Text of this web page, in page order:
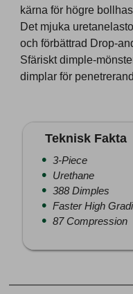
kärna för högre
Det mjuka
och förbättrad Drop-
Sfäriskt dimple-
dimplar för
Teknisk Fakta
3-Piece
Urethane
388 Dimples
Faster High
87 Compression